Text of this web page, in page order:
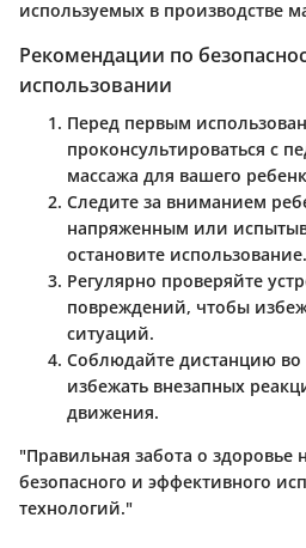
используемых в производстве
Рекомендации по
использовании
Перед первым
проконсультироваться с
массажа для вашего
Следите за вниманием
напряженным или
остановите использование.
Регулярно проверяйте
повреждений, чтобы
ситуаций.
Соблюдайте дистанцию
избежать внезапных
движения.
"Правильная забота о здоровье
безопасного и эффективного
технологий."